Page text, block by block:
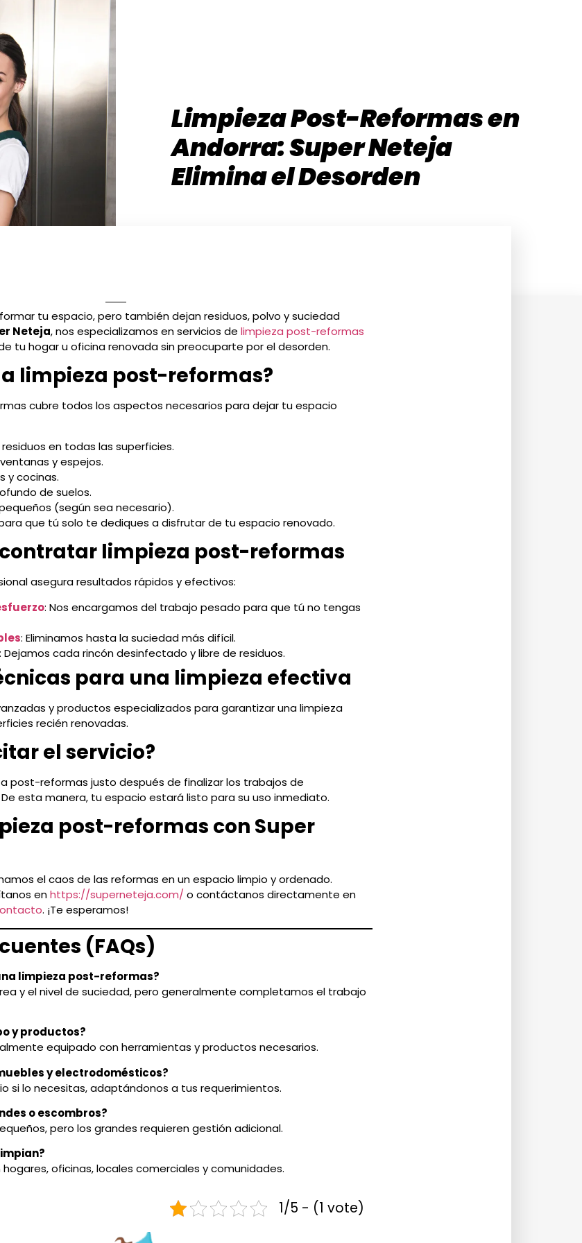
Limpieza Post-Reformas en
Andorra: Super Neteja
Elimina el Desorden
tu espacio, pero también dejan residuos, polvo y suciedad
Neteja, nos especializamos en servicios de limpieza post-reformas
tu hogar u oficina renovada sin preocuparte por el desorden.
limpieza post-reformas?
cubre todos los aspectos necesarios para dejar tu espacio
residuos en todas las superficies.
y espejos.
y cocinas.
de suelos.
(según sea necesario).
que tú solo te dediques a disfrutar de tu espacio renovado.
limpieza post-reformas
asegura resultados rápidos y efectivos:
: Nos encargamos del trabajo pesado para que tú no tengas
: Eliminamos hasta la suciedad más difícil.
: Dejamos cada rincón desinfectado y libre de residuos.
para una limpieza efectiva
y productos especializados para garantizar una limpieza
recién renovadas.
el servicio?
post-reformas justo después de finalizar los trabajos de
esta manera, tu espacio estará listo para su uso inmediato.
post-reformas con Super
el caos de las reformas en un espacio limpio y ordenado.
enhttps://superneteja.com/ o contáctanos directamente en
. ¡Te esperamos!
(FAQs)
limpieza post-reformas?
y el nivel de suciedad, pero generalmente completamos el trabajo
y productos?
equipado con herramientas y productos necesarios.
y electrodomésticos?
si lo necesitas, adaptándonos a tus requerimientos.
o escombros?
pero los grandes requieren gestión adicional.
oficinas, locales comerciales y comunidades.
1/5 - (1 vote)